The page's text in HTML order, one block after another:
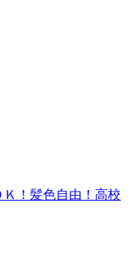
！髪色自由！高校